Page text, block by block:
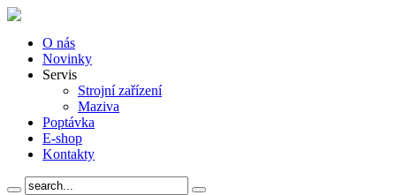
O nás
Novinky
Servis
Strojní zařízení
Maziva
Poptávka
E-shop
Kontakty